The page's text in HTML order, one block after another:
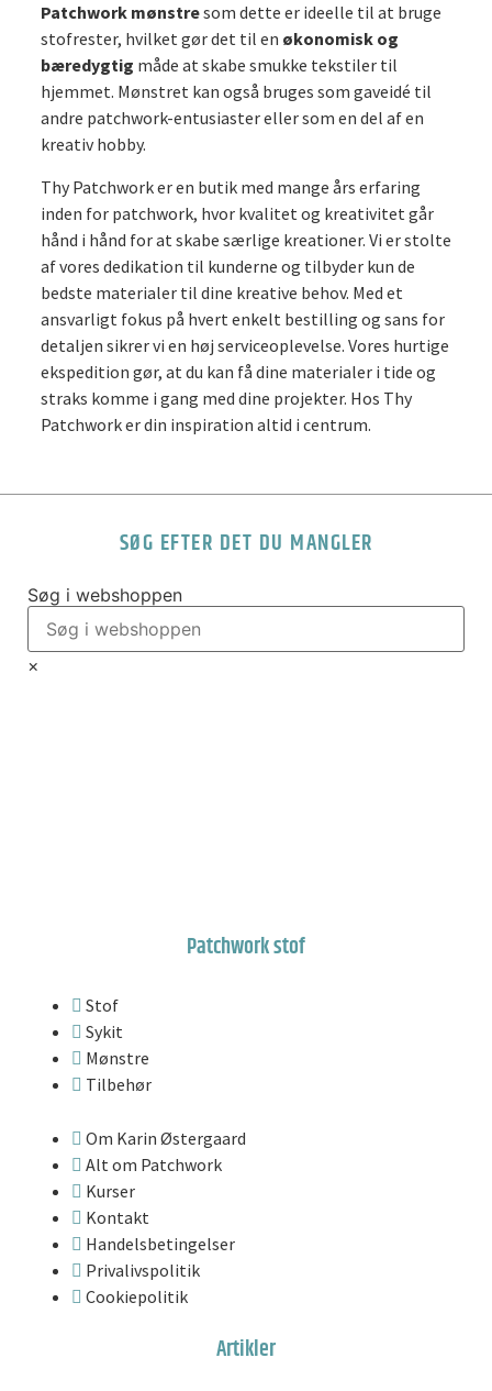
Patchwork mønstresom dette er ideelle til at bruge
stofrester, hvilket gør det til en økonomisk og
bæredygtig måde at skabe smukke tekstiler til
hjemmet. Mønstret kan også bruges som gaveidé til
andre patchwork-entusiaster eller som en del af en
kreativ hobby.
Thy Patchwork er en butik med mange års erfaring
inden for patchwork, hvor kvalitet og kreativitet går
hånd i hånd for at skabe særlige kreationer. Vi er stolte
af vores dedikation til kunderne og tilbyder kun de
bedste materialer til dine kreative behov. Med et
ansvarligt fokus på hvert enkelt bestilling og sans for
detaljen sikrer vi en høj serviceoplevelse. Vores hurtige
ekspedition gør, at du kan få dine materialer i tide og
straks komme i gang med dine projekter. Hos Thy
Patchwork er din inspiration altid i centrum.
SØG EFTER DET DU MANGLER
Søg i webshoppen
×
Patchwork stof
Stof
Sykit
Mønstre
Tilbehør
Om Karin Østergaard
Alt om Patchwork
Kurser
Kontakt
Handelsbetingelser
Privalivspolitik
Cookiepolitik
Artikler